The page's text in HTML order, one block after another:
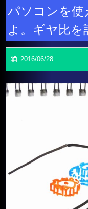
パソコンを使
よ。ギヤ比を
2016/06/28